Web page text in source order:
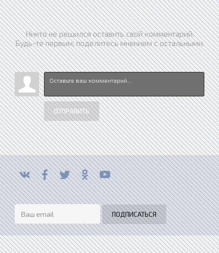
Никто не решился оставить свой комментарий.
Будь-те первым, поделитесь мнением с остальными.
ОТПРАВИТЬ